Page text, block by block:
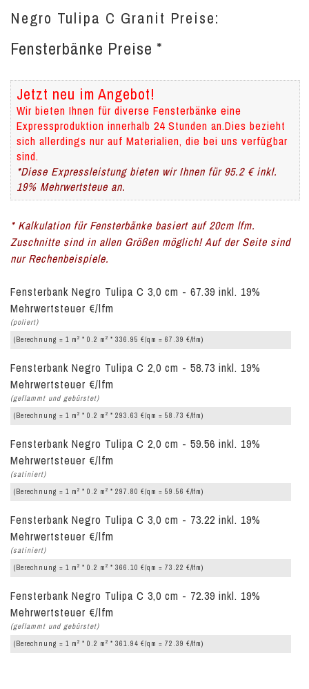
Negro Tulipa C Granit Preise:
Fensterbänke Preise *
Jetzt neu im Angebot!
Wir bieten Ihnen für diverse Fensterbänke eine
Expressproduktion innerhalb 24 Stunden an.Dies bezieht
sich allerdings nur auf Materialien, die bei uns verfügbar
sind.
*Diese Expressleistung bieten wir Ihnen für 95.2 € inkl.
19% Mehrwertsteue an.
* Kalkulation für Fensterbänke basiert auf 20cm lfm.
Zuschnitte sind in allen Größen möglich! Auf der Seite sind
nur Rechenbeispiele.
Fensterbank Negro Tulipa C 3,0 cm - 67.39 inkl. 19%
Mehrwertsteuer €/lfm
(poliert)
(Berechnung = 1 m 2 * 0.2 m 2 * 336.95 €/qm = 67.39 €/lfm)
Fensterbank Negro Tulipa C 2,0 cm - 58.73 inkl. 19%
Mehrwertsteuer €/lfm
(geflammt und gebürstet)
(Berechnung = 1 m 2 * 0.2 m 2 * 293.63 €/qm = 58.73 €/lfm)
Fensterbank Negro Tulipa C 2,0 cm - 59.56 inkl. 19%
Mehrwertsteuer €/lfm
(satiniert)
(Berechnung = 1 m 2 * 0.2 m 2 * 297.80 €/qm = 59.56 €/lfm)
Fensterbank Negro Tulipa C 3,0 cm - 73.22 inkl. 19%
Mehrwertsteuer €/lfm
(satiniert)
(Berechnung = 1 m 2 * 0.2 m 2 * 366.10 €/qm = 73.22 €/lfm)
Fensterbank Negro Tulipa C 3,0 cm - 72.39 inkl. 19%
Mehrwertsteuer €/lfm
(geflammt und gebürstet)
(Berechnung = 1 m 2 * 0.2 m 2 * 361.94 €/qm = 72.39 €/lfm)